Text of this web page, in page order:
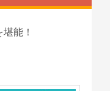
能！